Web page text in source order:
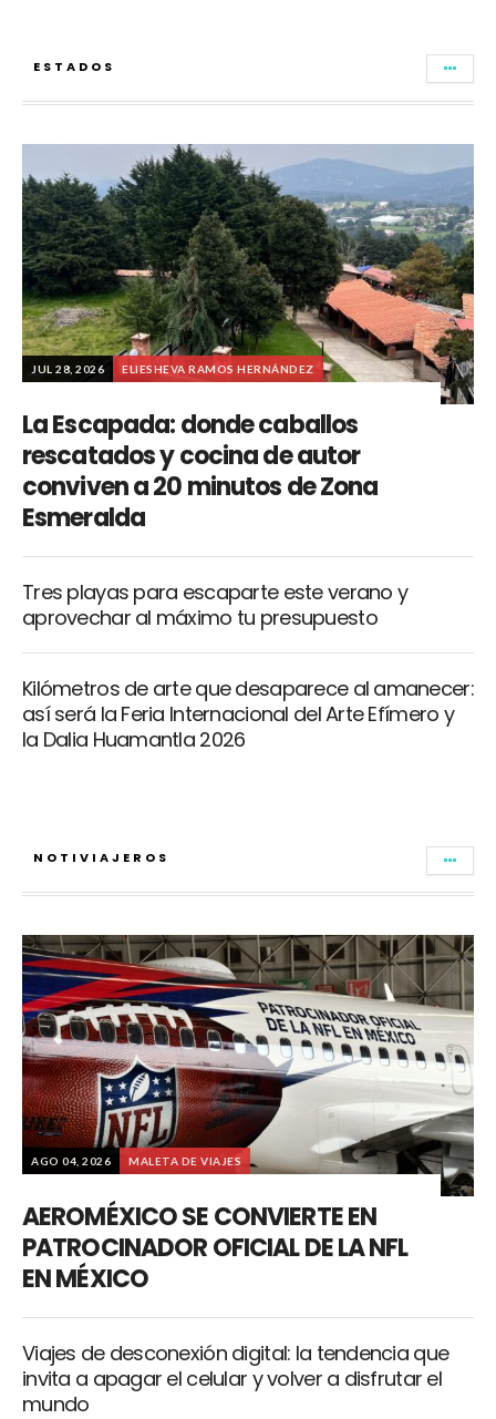
ESTADOS
JUL 28, 2026 ELIESHEVA RAMOS HERNÁNDEZ
La Escapada: donde caballos
rescatados y cocina de autor
conviven a 20 minutos de Zona
Esmeralda
Tres playas para escaparte este verano y
aprovechar al máximo tu presupuesto
Kilómetros de arte que desaparece al amanecer:
así será la Feria Internacional del Arte Efímero y
la Dalia Huamantla 2026
NOTIVIAJEROS
AGO 04, 2026 MALETA DE VIAJES
AEROMÉXICO SE CONVIERTE EN
PATROCINADOR OFICIAL DE LA NFL
EN MÉXICO
Viajes de desconexión digital: la tendencia que
invita a apagar el celular y volver a disfrutar el
mundo